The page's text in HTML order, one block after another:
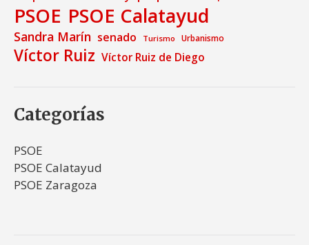
PSOE PSOE Calatayud
Sandra Marín senado Turismo Urbanismo
Víctor Ruiz Víctor Ruiz de Diego
Categorías
PSOE
PSOE Calatayud
PSOE Zaragoza